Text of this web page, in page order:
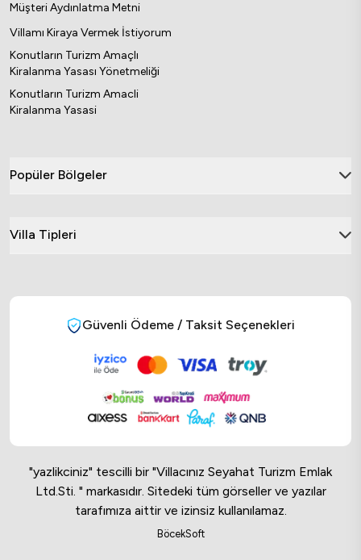
Müşteri Aydınlatma Metni
Villamı Kiraya Vermek İstiyorum
Konutların Turizm Amaçlı
Kiralanma Yasası Yönetmeliği
Konutların Turizm Amacli
Kiralanma Yasasi
Popüler Bölgeler
Villa Tipleri
Güvenli Ödeme / Taksit Seçenekleri
"yazlikciniz" tescilli bir "Villacınız Seyahat Turizm Emlak
Ltd.Sti. " markasıdır. Sitedeki tüm görseller ve yazılar
tarafımıza aittir ve izinsiz kullanılamaz.
BöcekSoft